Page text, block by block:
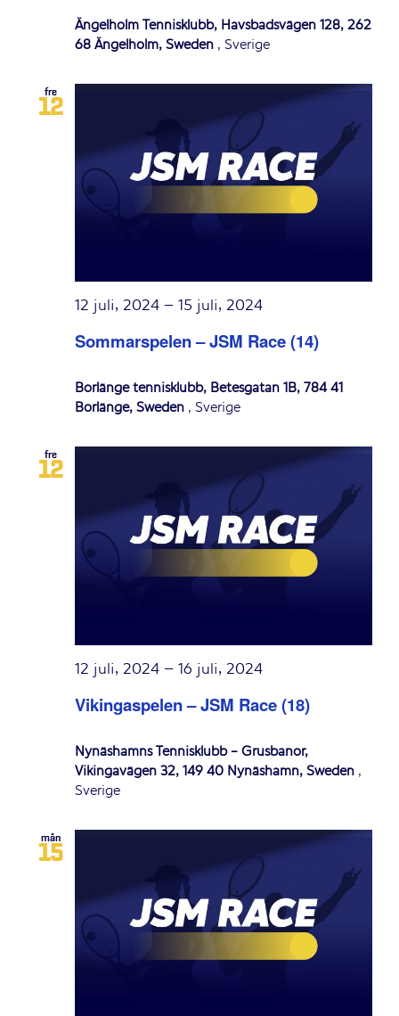
Ängelholm Tennisklubb, Havsbadsvägen 128, 262
68 Ängelholm, Sweden , Sverige
fre
12
Sommarspelen – JSM Race (14)
12 juli, 2024 – 15 juli, 2024
Borlänge tennisklubb, Betesgatan 1B, 784 41
Borlänge, Sweden , Sverige
fre
12
Vikingaspelen – JSM Race (18)
12 juli, 2024 – 16 juli, 2024
Nynäshamns Tennisklubb - Grusbanor,
Vikingavägen 32, 149 40 Nynäshamn, Sweden ,
Sverige
mån
15